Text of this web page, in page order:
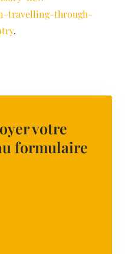
travelling-through-
.
votre
formulaire